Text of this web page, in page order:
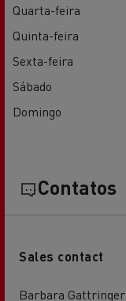
Quarta-feira
Quinta-feira
Sexta-feira
Sábado
Domingo
Contatos
Sales contact
Barbara Gattringer